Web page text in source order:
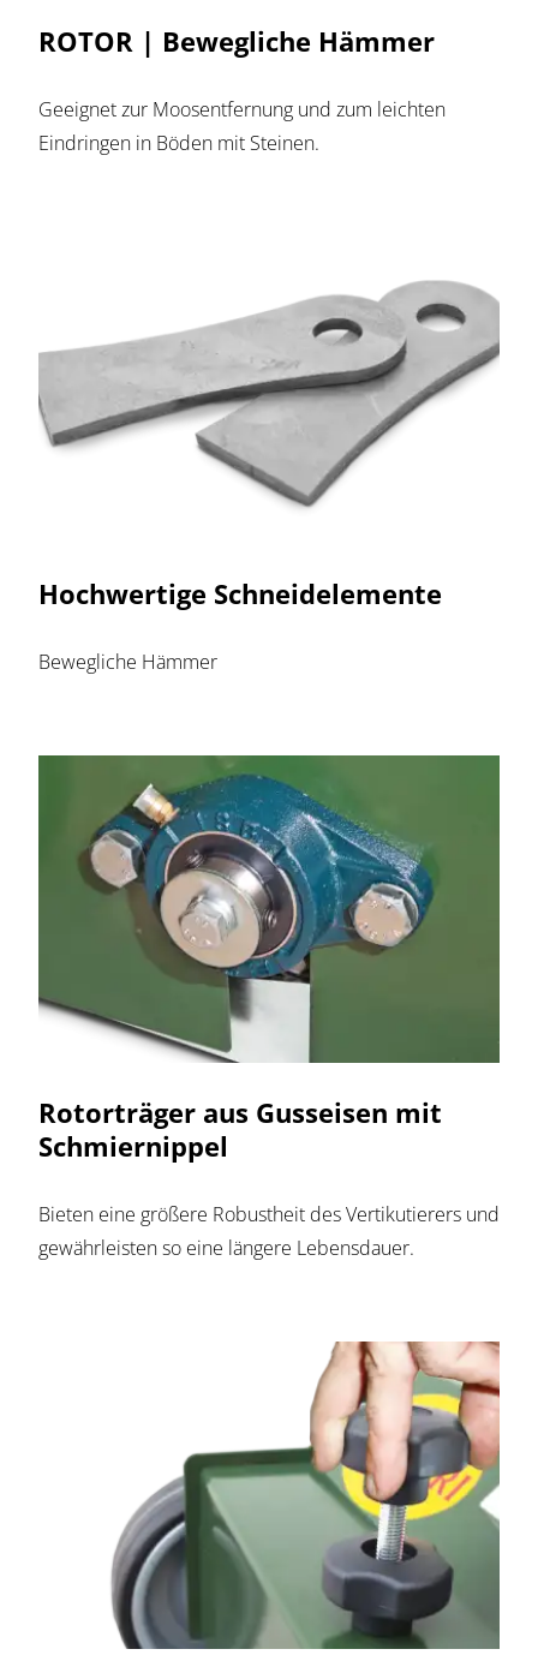
ROTOR | Bewegliche Hämmer
Geeignet zur Moosentfernung und zum leichten
Eindringen in Böden mit Steinen.
Hochwertige Schneidelemente
Bewegliche Hämmer
Rotorträger aus Gusseisen mit
Schmiernippel
Bieten eine größere Robustheit des Vertikutierers und
gewährleisten so eine längere Lebensdauer.